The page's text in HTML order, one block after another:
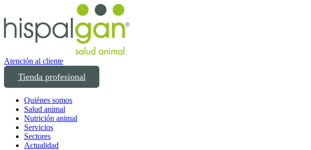
Atención al cliente
Tienda profesional
Quiénes somos
Salud animal
Nutrición animal
Servicios
Sectores
Actualidad